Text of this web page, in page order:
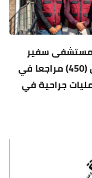
مستشفى سفير
الإمام الحسين (ع) يقدم خدماته لأكثر من (450) مراجعا في
لإجراء عمليات جراحية في